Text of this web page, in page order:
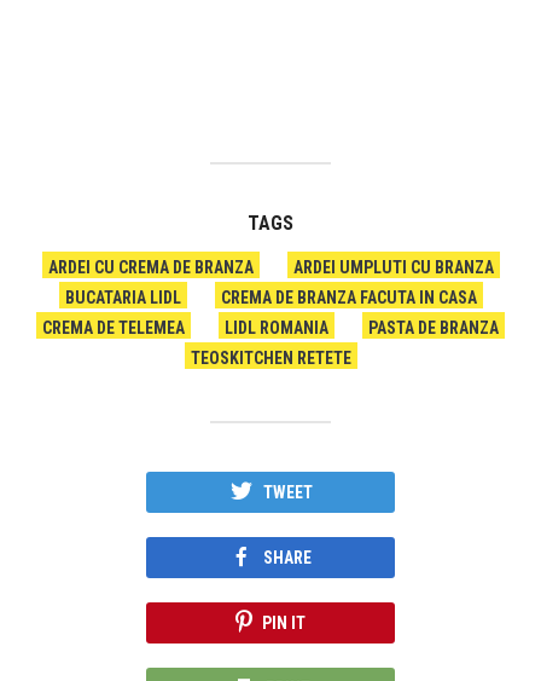
TAGS
ARDEI CU CREMA DE BRANZA
ARDEI UMPLUTI CU BRANZA
BUCATARIA LIDL
CREMA DE BRANZA FACUTA IN CASA
CREMA DE TELEMEA
LIDL ROMANIA
PASTA DE BRANZA
TEOSKITCHEN RETETE
TWEET
SHARE
PIN IT